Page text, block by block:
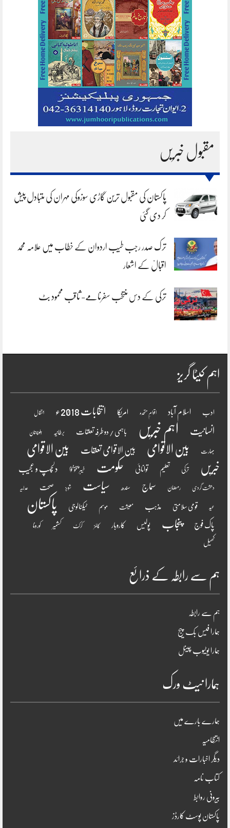
مقبول خبریں
پاکستان کی مقبول ترین گاڑی سوزوکی مہران کی متبادل پیش
کر دی گئی
ترک صدر رجب طیب اردوان کے خطاب میں علامہ محمد
اقبالؒ کے اشعار
ترکی کے دس منتخب سفرنامے- ثاقب محمود بٹ
اہم کیٹا گریز
ادب اسلام آباد اقوامِ متحدہ امریکا انتخابات 2018ء انتقال
انسانیت اہم خبریں باہمی / دو طرفہ تعلقات برطانیہ بلوچستان
بھارت بین الاقوامی بین الاقوامی تعلقات
بین الاقوامی
خبریں
ترکی تعلیم توانائی حکومت خیبر پختونخوا دلچسپ و عجیب
دھشت گردی رمضان سماج سندھ سیاست شوبز صحت عدلیہ
عید قومی سلامتی مذہب معیشت موسم ٹیکنالوجی پاکستان
پاک فوج پنجاب پولیس کاروبار کالمز کرکٹ کشمیر کورونا
کھیل
ہم سے رابطہ کے ذرائع
ہم سے رابطہ
ہمارا فیس بک پیج
ہمارا یوٹیوب چینل
ہمارا نیٹ ورک
ہمارے بارے میں
انتظامیہ
دیگر اخبارات و جرائد
کتاب نامہ
بیرونی روابط
پاکستان پوسٹ کارڈز